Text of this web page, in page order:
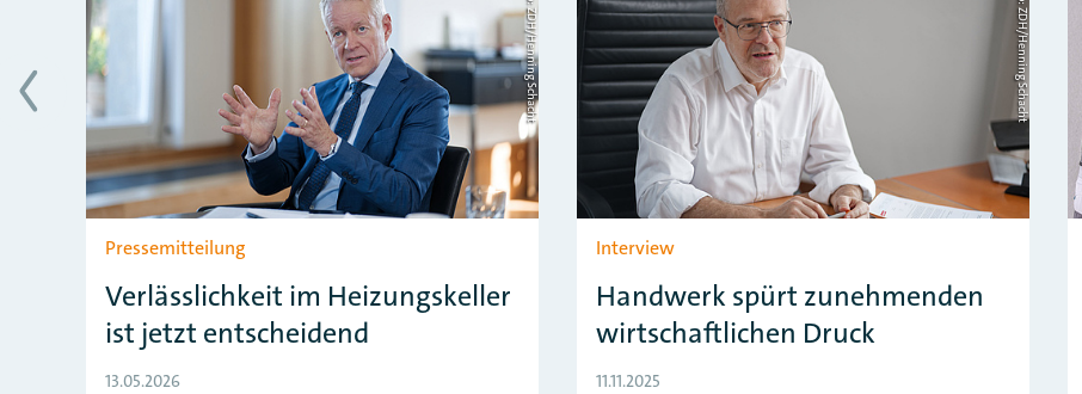
Foto: ZDH/Henning Schacht Foto: ZDH/Henning Schacht
Pressemitteilung
Verlässlichkeit im Heizungskeller
ist jetzt entscheidend
13.05.2026
Foto: ZDH/Henning Schacht
Interview
Handwerk spürt zunehmenden
wirtschaftlichen Druck
11.11.2025